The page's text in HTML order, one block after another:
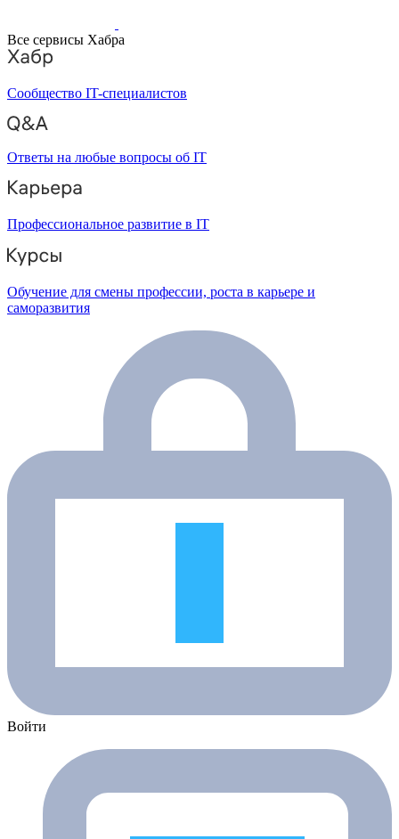
Все сервисы Хабра
Сообщество IT-специалистов
Ответы на любые вопросы об IT
Профессиональное развитие в IT
Обучение для смены профессии, роста в карьере и
саморазвития
Войти